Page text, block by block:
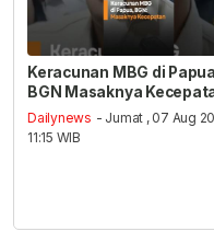
Keracunan MBG di Papua
BGN Masaknya
Dailynews - Jumat , 07 Aug
11:15 WIB